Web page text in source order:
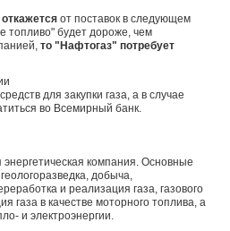
откажется от поставок в следующем
топливо" будет дороже, чем
то "Нафтогаз" потребует
для закупки газа, а в случае
во Всемирный банк.
компания. Основные
добыча,
и реализация газа, газового
газа в качестве моторного топлива, а
и электроэнергии.